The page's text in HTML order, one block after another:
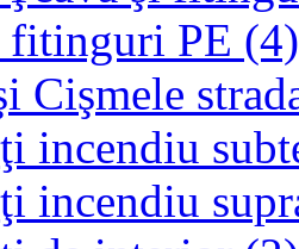
fitinguri PE (4)
Cişmele
incendiu
incendiu